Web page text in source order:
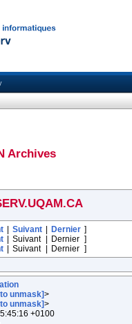
Archives
Suivant Dernier ]
Suivant Dernier ]
Suivant Dernier ]
unmask]>
unmask]>
+0100